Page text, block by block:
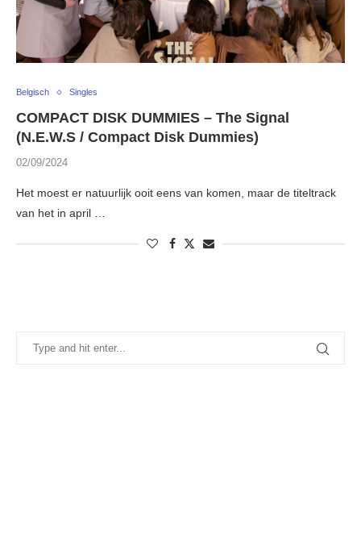
Belgisch Singles
COMPACT DISK DUMMIES – The Signal
(N.E.W.S / Compact Disk Dummies)
02/09/2024
Het moest er natuurlijk ooit eens van komen, maar de titeltrack
van het in april …